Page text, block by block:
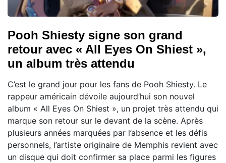
Pooh Shiesty signe son grand
retour avec « All Eyes On Shiest »,
un album très attendu
C’est le grand jour pour les fans de Pooh Shiesty. Le
rappeur américain dévoile aujourd’hui son nouvel
album « All Eyes On Shiest », un projet très attendu qui
marque son retour sur le devant de la scène. Après
plusieurs années marquées par l’absence et les défis
personnels, l’artiste originaire de Memphis revient avec
un disque qui doit confirmer sa place parmi les figures